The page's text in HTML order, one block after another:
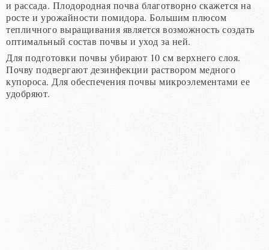
и рассада. Плодородная почва благотворно скажется на
росте и урожайности помидора. Большим плюсом
тепличного выращивания является возможность создать
оптимальный состав почвы и уход за ней.
Для подготовки почвы убирают 10 см верхнего слоя.
Почву подвергают дезинфекции раствором медного
купороса. Для обеспечения почвы микроэлементами ее
удобряют.